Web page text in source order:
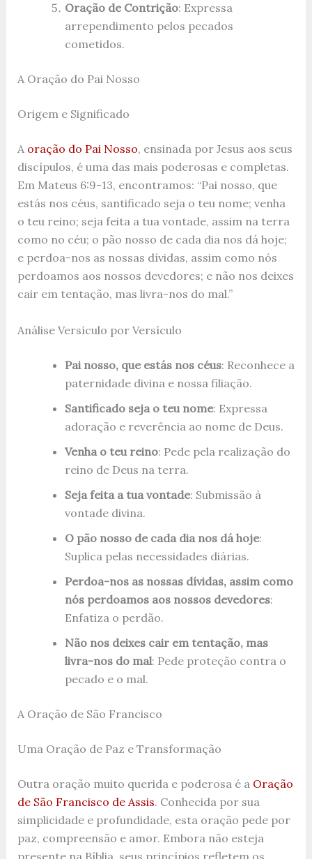
Oração de Contrição: Expressa
arrependimento pelos pecados
cometidos.
A Oração do Pai Nosso
Origem e Significado
A oração do Pai Nosso, ensinada por Jesus aos seus
discípulos, é uma das mais poderosas e completas.
Em Mateus 6:9-13, encontramos: “Pai nosso, que
estás nos céus, santificado seja o teu nome; venha
o teu reino; seja feita a tua vontade, assim na terra
como no céu; o pão nosso de cada dia nos dá hoje;
e perdoa-nos as nossas dívidas, assim como nós
perdoamos aos nossos devedores; e não nos deixes
cair em tentação, mas livra-nos do mal.”
Análise Versículo por Versículo
Pai nosso, que estás nos céus: Reconhece a
paternidade divina e nossa filiação.
Santificado seja o teu nome: Expressa
adoração e reverência ao nome de Deus.
Venha o teu reino: Pede pela realização do
reino de Deus na terra.
Seja feita a tua vontade: Submissão à
vontade divina.
O pão nosso de cada dia nos dá hoje:
Suplica pelas necessidades diárias.
Perdoa-nos as nossas dívidas, assim como
nós perdoamos aos nossos devedores:
Enfatiza o perdão.
Não nos deixes cair em tentação, mas
livra-nos do mal: Pede proteção contra o
pecado e o mal.
A Oração de São Francisco
Uma Oração de Paz e Transformação
Outra oração muito querida e poderosa é a Oração
de São Francisco de Assis. Conhecida por sua
simplicidade e profundidade, esta oração pede por
paz, compreensão e amor. Embora não esteja
presente na Bíblia, seus princípios refletem os